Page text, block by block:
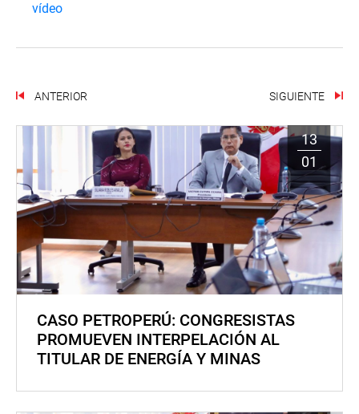
vídeo
ANTERIOR SIGUIENTE
13
01
CASO PETROPERÚ: CONGRESISTAS
PROMUEVEN INTERPELACIÓN AL
TITULAR DE ENERGÍA Y MINAS